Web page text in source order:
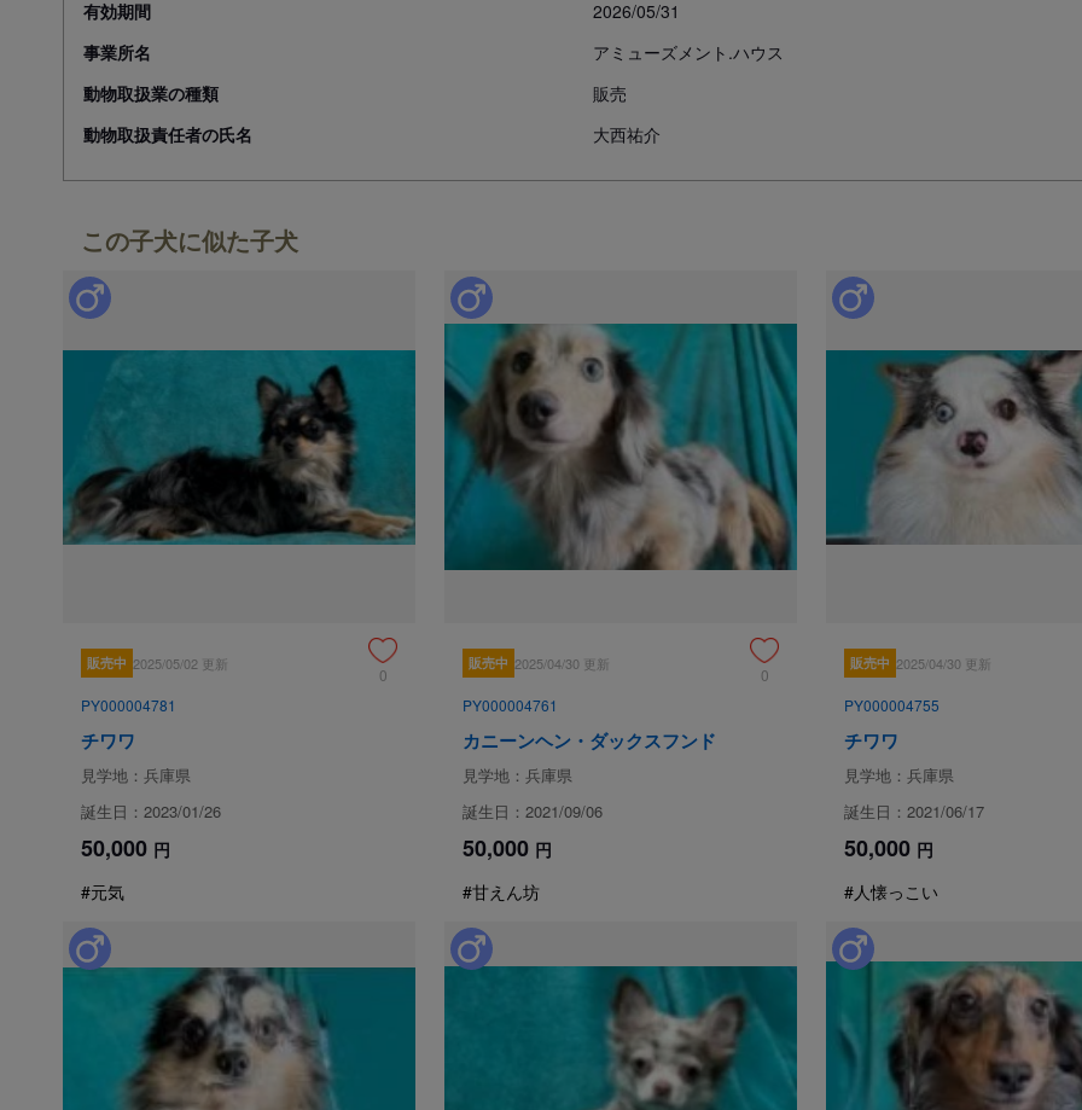
子犬のお迎えにあたっては、
より、
対面説明・現物確認を実施
ことが義務付けられております
必ず事業所にて見学・対面を
有効期間
2026/05/31
事業所名
アミューズメント.ハウス
動物取扱業の種類
販売
動物取扱責任者の氏名
大西祐介
この子犬に似た子犬
販売中 2025/05/02 更新
0
PY000004781
チワワ
見学地：兵庫県
誕生日：2023/01/26
50,000 円
#元気
販売中 2025/04/30 更新
0
PY000004761
カニーンヘン・ダックスフンド
見学地：兵庫県
誕生日：2021/09/06
50,000 円
#甘えん坊
販売中 2025/04/30 更新
PY000004755
チワワ
見学地：兵庫県
誕生日：2021/06/17
50,000 円
#人懐っこい